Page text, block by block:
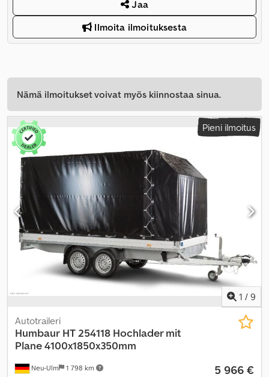
Jaa
Ilmoita ilmoituksesta
Nämä ilmoitukset voivat myös kiinnostaa sinua.
Pieni ilmoitus
1 / 9
Neu-Ulm 1 798 km
Autotraileri
Humbaur HT 254118 Hochlader mit
Plane 4100x1850x350mm
5 966 €